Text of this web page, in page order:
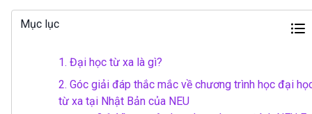
Mục lục
1. Đại học từ xa là gì?
2. Góc giải đáp thắc mắc về chương trình học đại
từ xa tại Nhật Bản của NEU